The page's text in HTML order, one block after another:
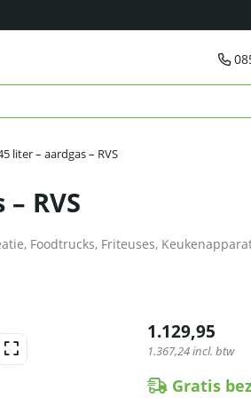
liter – aardgas – RVS
RVS
, Foodtrucks, Friteuses,
1.129,95
1.367,24incl. btw
Gratis